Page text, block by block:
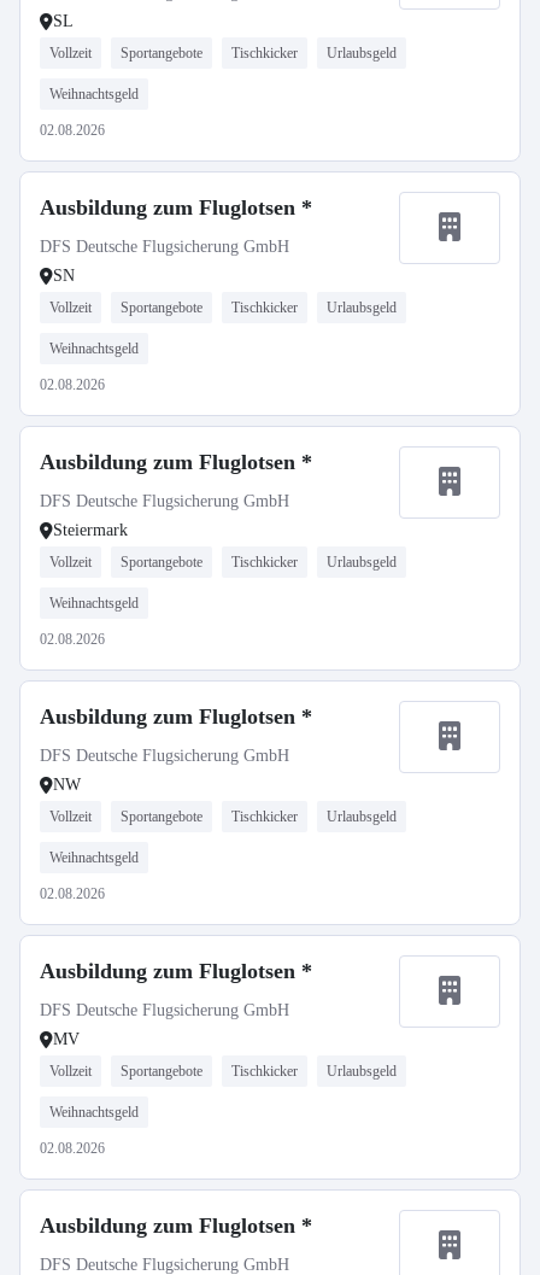
SL
Vollzeit Sportangebote Tischkicker Urlaubsgeld
Weihnachtsgeld
02.08.2026
Ausbildung zum Fluglotsen *
DFS Deutsche Flugsicherung GmbH
SN
Vollzeit Sportangebote Tischkicker Urlaubsgeld
Weihnachtsgeld
02.08.2026
Ausbildung zum Fluglotsen *
DFS Deutsche Flugsicherung GmbH
Steiermark
Vollzeit Sportangebote Tischkicker Urlaubsgeld
Weihnachtsgeld
02.08.2026
Ausbildung zum Fluglotsen *
DFS Deutsche Flugsicherung GmbH
NW
Vollzeit Sportangebote Tischkicker Urlaubsgeld
Weihnachtsgeld
02.08.2026
Ausbildung zum Fluglotsen *
DFS Deutsche Flugsicherung GmbH
MV
Vollzeit Sportangebote Tischkicker Urlaubsgeld
Weihnachtsgeld
02.08.2026
Ausbildung zum Fluglotsen *
DFS Deutsche Flugsicherung GmbH